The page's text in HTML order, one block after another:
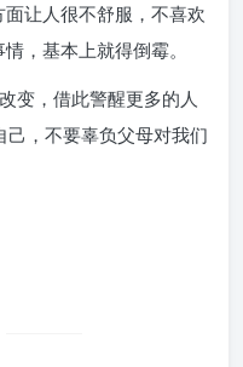
让人很不舒服，不喜欢
，基本上就得倒霉。
变，借此警醒更多的人
己，不要辜负父母对我们